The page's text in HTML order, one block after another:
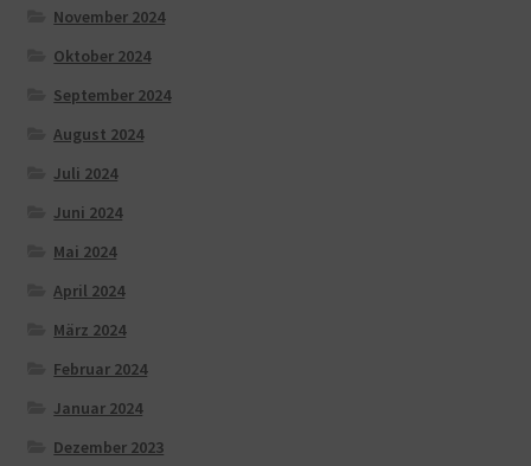
November 2024
Oktober 2024
September 2024
August 2024
Juli 2024
Juni 2024
Mai 2024
April 2024
März 2024
Februar 2024
Januar 2024
Dezember 2023